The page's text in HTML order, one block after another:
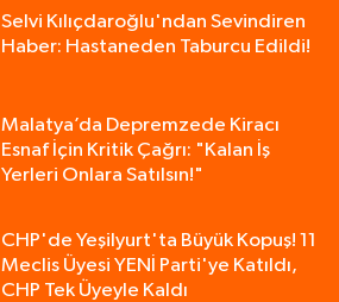
Selvi Kılıçdaroğlu'ndan Sevindiren
Haber: Hastaneden Taburcu Edildi!
Malatya’da Depremzede Kiracı
Esnaf İçin Kritik Çağrı: "Kalan İş
Yerleri Onlara Satılsın!"
CHP'de Yeşilyurt'ta Büyük Kopuş! 11
Meclis Üyesi YENİ Parti'ye Katıldı,
CHP Tek Üyeyle Kaldı